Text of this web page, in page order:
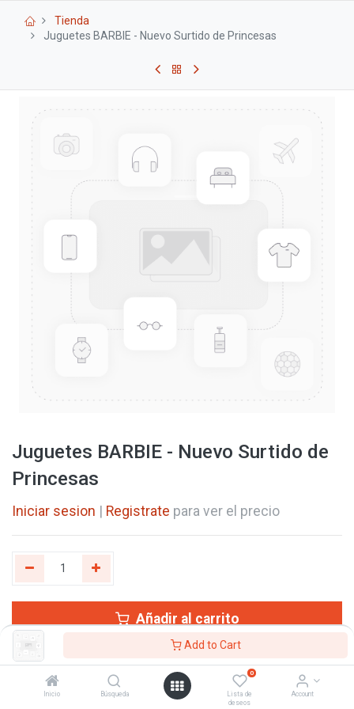
Add to Cart
Inicio Búsqueda
0
Lista de
deseos
Account
Tienda
Juguetes BARBIE - Nuevo Surtido de Princesas
Juguetes BARBIE - Nuevo Surtido de
Princesas
Iniciar sesion Registrate para ver el precio
Añadir al carrito
Referencia interna:JDM67